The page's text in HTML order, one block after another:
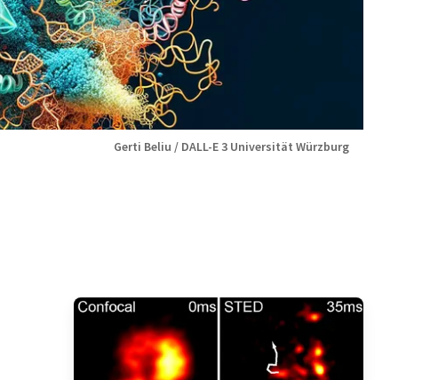
Gerti Beliu / DALL-E 3 Universität Würzburg